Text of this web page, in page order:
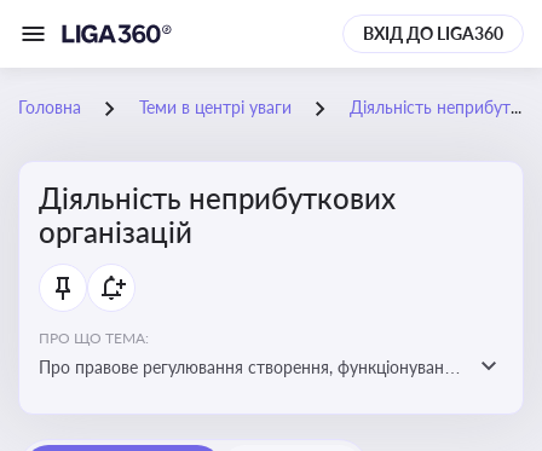
ВХІД ДО LIGA360
Головна Теми в центрі уваги Діяльність неприбуткових організацій
Діяльність неприбуткових
організацій
ПРО ЩО ТЕМА:
Про правове регулювання створення, функціонування